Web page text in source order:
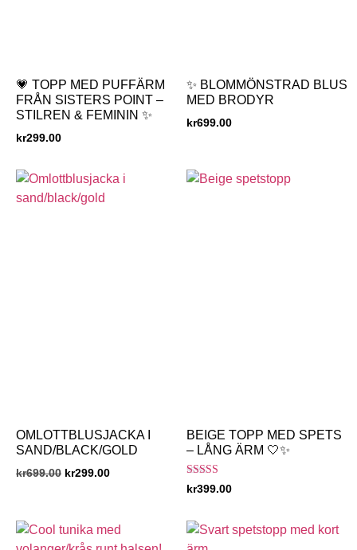
💗 TOPP MED PUFFÄRM
FRÅN SISTERS POINT –
STILREN & FEMININ ✨
kr299.00
✨ BLOMMÖNSTRAD BLUS
MED BRODYR
kr699.00
OMLOTTBLUSJACKA I
SAND/BLACK/GOLD
kr699.00 kr299.00
BEIGE TOPP MED SPETS
– LÅNG ÄRM 🤍✨
Betygsatt
4.75
kr399.00